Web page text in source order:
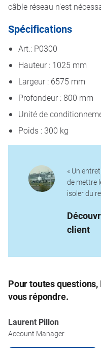
câble réseau n'est
Spécifications
Art.: P0300
Hauteur : 1025 mm
Largeur : 6575 mm
Profondeur : 800 mm
Unité de
Poids : 300 kg
« Un
de mettre
isoler du
client
Pour toutes
vous répondre.
Laurent Pillon
Account Manager